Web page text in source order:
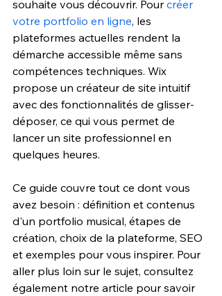
souhaite vous découvrir. Pour créer
votre portfolio en ligne, les
plateformes actuelles rendent la
démarche accessible même sans
compétences techniques. Wix
propose un créateur de site intuitif
avec des fonctionnalités de glisser-
déposer, ce qui vous permet de
lancer un site professionnel en
quelques heures.
Ce guide couvre tout ce dont vous
avez besoin : définition et contenus
d'un portfolio musical, étapes de
création, choix de la plateforme, SEO
et exemples pour vous inspirer. Pour
aller plus loin sur le sujet, consultez
également notre article pour savoir